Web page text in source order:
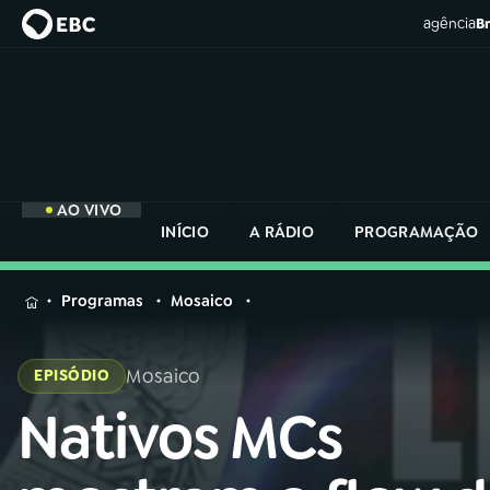
agência
AO VIVO
INÍCIO
A RÁDIO PROGRAMAÇÃO
MENU
Buscar
na
Rádio
na
Rádio
Nacional
Programas Mosaico
EPISÓDIO Mosaico
Nativos MCs